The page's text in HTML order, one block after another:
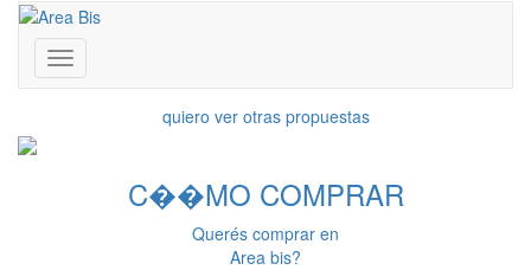
Toggle
navigation
El código buscado ha dejado de comercializarse
quiero ver otras propuestas
C��MO COMPRAR
Querés comprar en
Area bis?